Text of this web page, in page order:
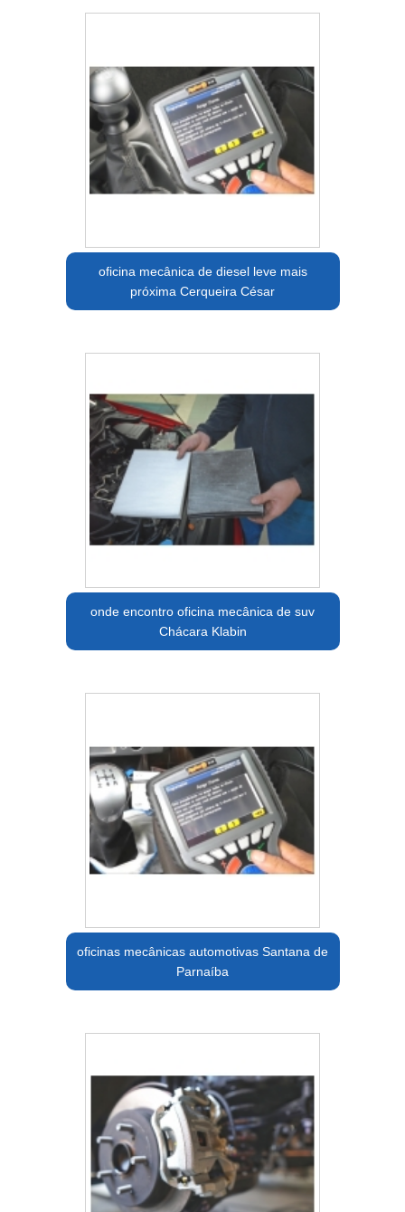
oficina mecânica de diesel leve mais
próxima Cerqueira César
onde encontro oficina mecânica de suv
Chácara Klabin
oficinas mecânicas automotivas Santana de
Parnaíba